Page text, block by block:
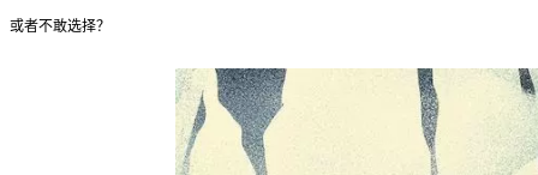
或者不敢选择？